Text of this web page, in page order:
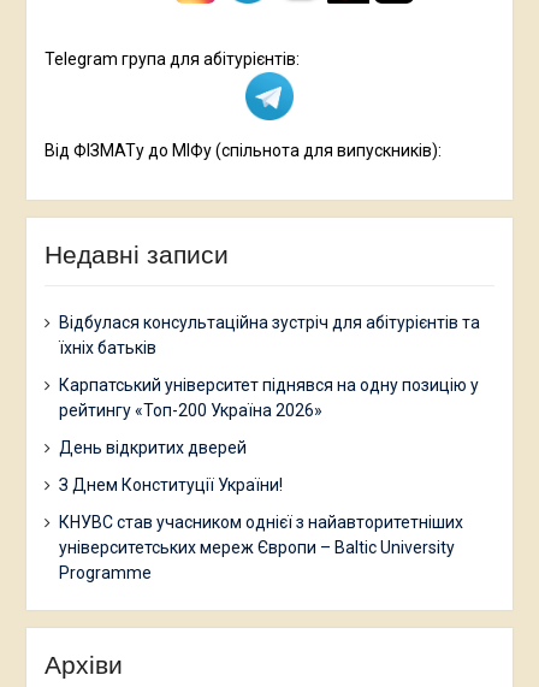
Telegram група для абітурієнтів:
Від ФІЗМАТу до МІФу (спільнота для випускників):
Недавні записи
Відбулася консультаційна зустріч для абітурієнтів та
їхніх батьків
Карпатський університет піднявся на одну позицію у
рейтингу «Топ-200 Україна 2026»
День відкритих дверей
З Днем Конституції України!
КНУВС став учасником однієї з найавторитетніших
університетських мереж Європи – Baltic University
Programme
Архіви